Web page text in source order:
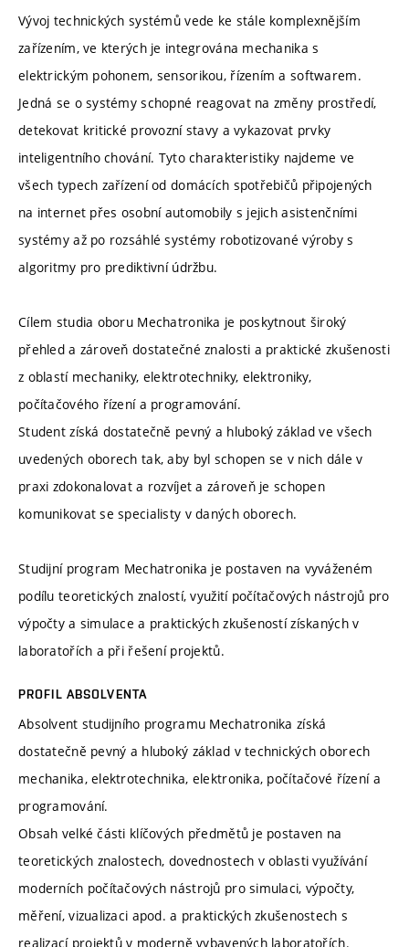
Vývoj technických systémů vede ke stále komplexnějším
zařízením, ve kterých je integrována mechanika s
elektrickým pohonem, sensorikou, řízením a softwarem.
Jedná se o systémy schopné reagovat na změny prostředí,
detekovat kritické provozní stavy a vykazovat prvky
inteligentního chování. Tyto charakteristiky najdeme ve
všech typech zařízení od domácích spotřebičů připojených
na internet přes osobní automobily s jejich asistenčními
systémy až po rozsáhlé systémy robotizované výroby s
algoritmy pro prediktivní údržbu.
Cílem studia oboru Mechatronika je poskytnout široký
přehled a zároveň dostatečné znalosti a praktické zkušenosti
z oblastí mechaniky, elektrotechniky, elektroniky,
počítačového řízení a programování.
Student získá dostatečně pevný a hluboký základ ve všech
uvedených oborech tak, aby byl schopen se v nich dále v
praxi zdokonalovat a rozvíjet a zároveň je schopen
komunikovat se specialisty v daných oborech.
Studijní program Mechatronika je postaven na vyváženém
podílu teoretických znalostí, využití počítačových nástrojů pro
výpočty a simulace a praktických zkušeností získaných v
laboratořích a při řešení projektů.
PROFIL ABSOLVENTA
Absolvent studijního programu Mechatronika získá
dostatečně pevný a hluboký základ v technických oborech
mechanika, elektrotechnika, elektronika, počítačové řízení a
programování.
Obsah velké části klíčových předmětů je postaven na
teoretických znalostech, dovednostech v oblasti využívání
moderních počítačových nástrojů pro simulaci, výpočty,
měření, vizualizaci apod. a praktických zkušenostech s
realizací projektů v moderně vybavených laboratořích.